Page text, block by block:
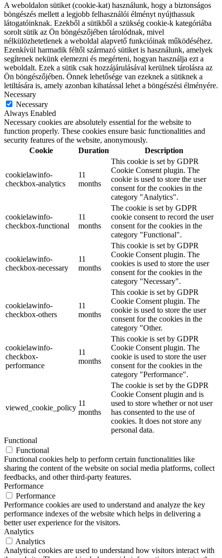
A weboldalon sütiket (cookie-kat) használunk, hogy a biztonságos
böngészés mellett a legjobb felhasználói élményt nyújthassuk
látogatóinknak. Ezekből a sütikből a szükség cookie-k kategóriába
sorolt sütik az Ön böngészőjében tárolódnak, mivel
nélkülözhetetlenek a weboldal alapvető funkcióinak működéséhez.
Ezenkívül harmadik féltől származó sütiket is használunk, amelyek
segítenek nekünk elemezni és megérteni, hogyan használja ezt a
weboldalt. Ezek a sütik csak hozzájárulásával kerülnek tárolásra az
Ön böngészőjében. Önnek lehetősége van ezeknek a sütiknek a
letiltására is, amely azonban kihatással lehet a böngészési élményére.
Necessary
Necessary
Always Enabled
Necessary cookies are absolutely essential for the website to
function properly. These cookies ensure basic functionalities and
security features of the website, anonymously.
Cookie
Duration Description
cookielawinfo-
checkbox-analytics
11
months
This cookie is set by GDPR
Cookie Consent plugin. The
cookie is used to store the user
consent for the cookies in the
category "Analytics".
cookielawinfo-
checkbox-functional
11
months
The cookie is set by GDPR
cookie consent to record the user
consent for the cookies in the
category "Functional".
cookielawinfo-
checkbox-necessary
11
months
This cookie is set by GDPR
Cookie Consent plugin. The
cookies is used to store the user
consent for the cookies in the
category "Necessary".
cookielawinfo-
checkbox-others
11
months
This cookie is set by GDPR
Cookie Consent plugin. The
cookie is used to store the user
consent for the cookies in the
category "Other.
cookielawinfo-
checkbox-
performance
11
months
This cookie is set by GDPR
Cookie Consent plugin. The
cookie is used to store the user
consent for the cookies in the
category "Performance".
viewed_cookie_policy
11
months
The cookie is set by the GDPR
Cookie Consent plugin and is
used to store whether or not user
has consented to the use of
cookies. It does not store any
personal data.
Functional
Functional
Functional cookies help to perform certain functionalities like
sharing the content of the website on social media platforms, collect
feedbacks, and other third-party features.
Performance
Performance
Performance cookies are used to understand and analyze the key
performance indexes of the website which helps in delivering a
better user experience for the visitors.
Analytics
Analytics
Analytical cookies are used to understand how visitors interact with